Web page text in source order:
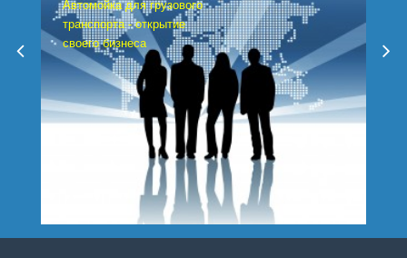
Автомойка для грузового
транспорта - открытие
своего бизнеса